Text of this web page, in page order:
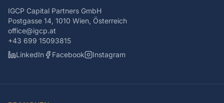
IGCP Capital Partners GmbH
Postgasse 14, 1010 Wien, Österreich
office@igcp.at
+43 699 15093815
LinkedIn
Facebook Instagram